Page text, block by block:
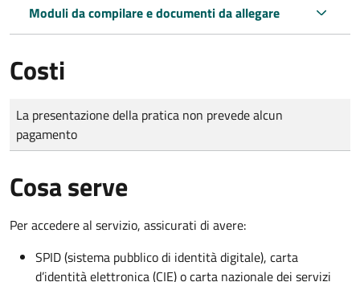
Moduli da compilare e documenti da allegare
Costi
Tipo di pagamento
Importo
La presentazione della pratica non prevede alcun
pagamento
Cosa serve
Per accedere al servizio, assicurati di avere:
SPID (sistema pubblico di identità digitale), carta
d’identità elettronica (CIE) o carta nazionale dei servizi